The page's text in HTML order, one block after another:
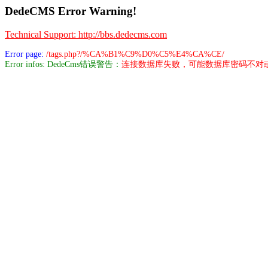
DedeCMS Error Warning!
Technical Support: http://bbs.dedecms.com
Error page: /tags.php?/%CA%B1%C9%D0%C5%E4%CA%CE/
Error infos: DedeCms错误警告： 连接数据库失败，可能数据库密码不对